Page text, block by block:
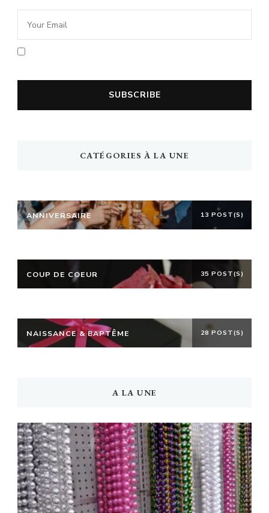
CATÉGORIES À LA UNE
ANNIVERSAIRE 13 POST(S)
COUP DE COEUR 35 POST(S)
NAISSANCE & BAPTÊME 28 POST(S)
A LA UNE